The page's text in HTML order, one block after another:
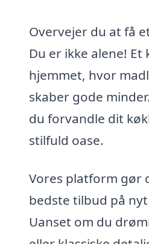
Overvejer du at få
Du er ikke alene!
hjemmet, hvor
skaber gode
du forvandle dit
stilfuld oase.
Vores platform gør
bedste tilbud på
Uanset om du